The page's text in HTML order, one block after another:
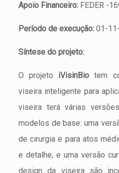
Apoio Financeiro: FEDER -
Período de execução: 01-
Síntese do projeto:
O projeto iVisinBio tem
viseira inteligente para
viseira terá várias
modelos de base: uma
de cirurgia e para atos
e detalhe, e uma versão
design da viseira são